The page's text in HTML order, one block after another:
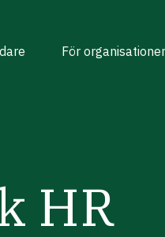
För organisationer
HR